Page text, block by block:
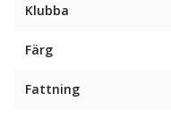
Klubba
Färg
Fattning